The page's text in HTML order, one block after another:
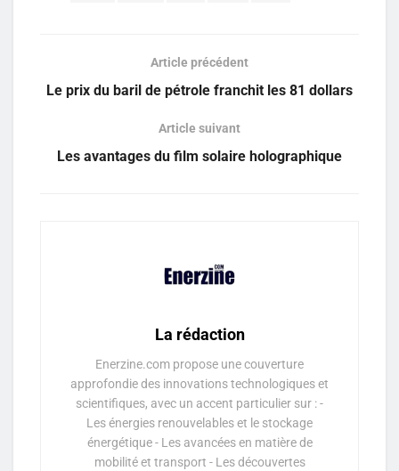
Article précédent
Le prix du baril de pétrole franchit les 81 dollars
Article suivant
Les avantages du film solaire holographique
La rédaction
Enerzine.com propose une couverture
approfondie des innovations technologiques et
scientifiques, avec un accent particulier sur : -
Les énergies renouvelables et le stockage
énergétique - Les avancées en matière de
mobilité et transport - Les découvertes